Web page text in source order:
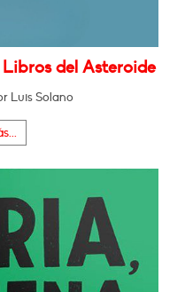
del Asteroide
Luis Solano